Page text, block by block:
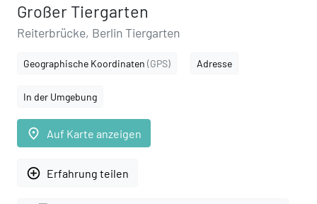
Großer Tiergarten
Reiterbrücke, Berlin Tiergarten
Geographische Koordinaten (GPS) Adresse
In der Umgebung
place Auf Karte anzeigen
add_circle_outline Erfahrung teilen